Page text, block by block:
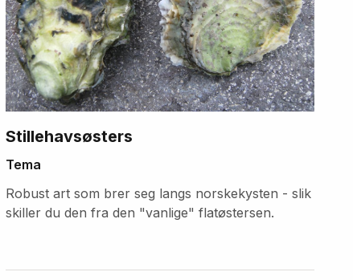
Stillehavsøsters
Tema
Robust art som brer seg langs norskekysten - slik
skiller du den fra den "vanlige" flatøstersen.